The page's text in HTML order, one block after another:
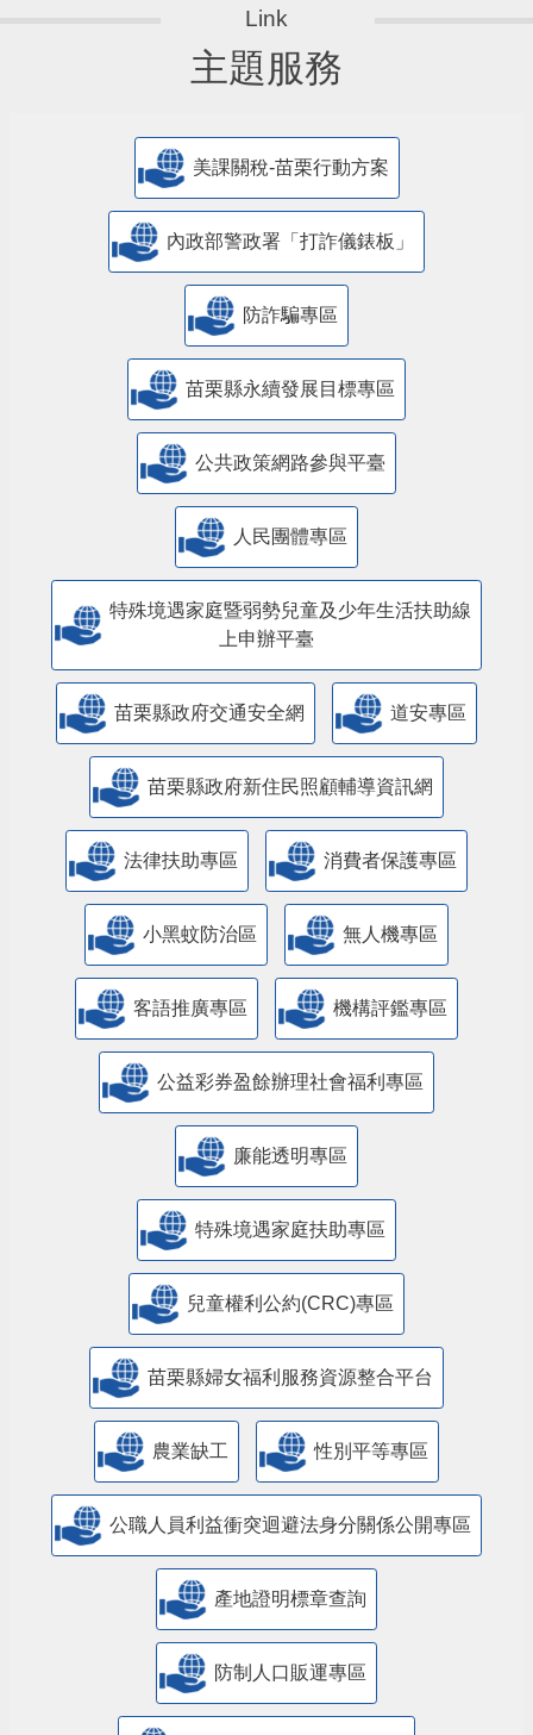
主題服務
美課關稅-苗栗行動方案
內政部警政署「打詐儀錶板」
防詐騙專區
苗栗縣永續發展目標專區
公共政策網路參與平臺
人民團體專區
特殊境遇家庭暨弱勢兒童及少年生活扶助線
上申辦平臺
苗栗縣政府交通安全網 道安專區
苗栗縣政府新住民照顧輔導資訊網
法律扶助專區 消費者保護專區
小黑蚊防治區 無人機專區
客語推廣專區 機構評鑑專區
公益彩券盈餘辦理社會福利專區
廉能透明專區
特殊境遇家庭扶助專區
兒童權利公約(CRC)專區
苗栗縣婦女福利服務資源整合平台
農業缺工 性別平等專區
公職人員利益衝突迴避法身分關係公開專區
產地證明標章查詢
防制人口販運專區